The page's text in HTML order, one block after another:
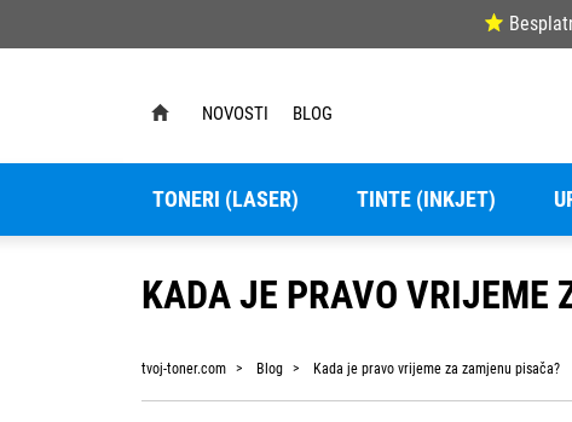
NOVOSTI BLOG
TONERI (LASER) TINTE (INKJET)
KADA JE PRAVO VRIJEME
tvoj-toner.com Blog Kada je pravo vrijeme za zamjenu pisača?